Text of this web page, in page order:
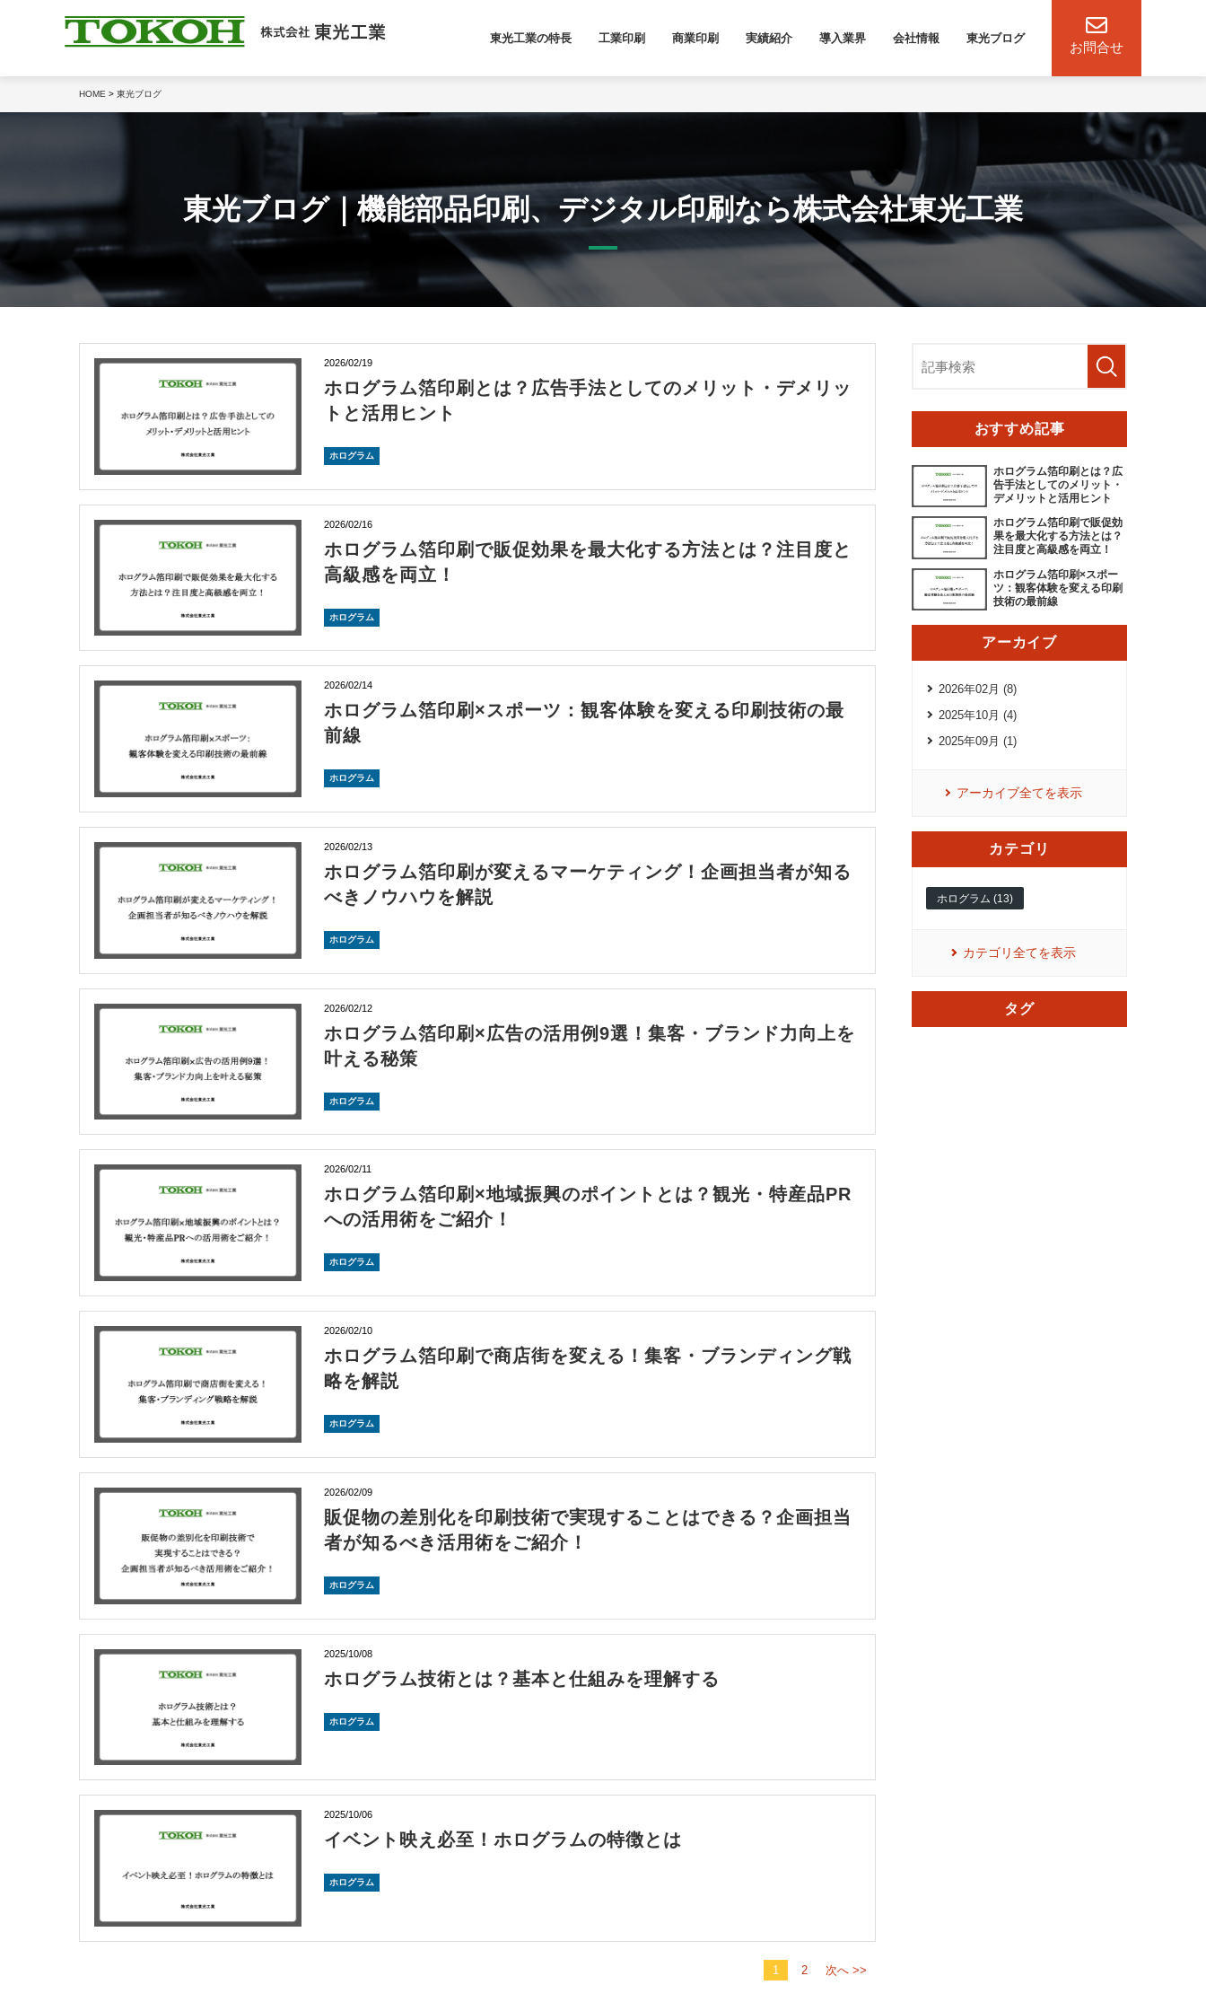
東光工業の特長 工業印刷 商業印刷 実績紹介 導入業界 会社情報 東光ブログ
お問合せ
HOME > 東光ブログ
東光ブログ｜機能部品印刷、デジタル印刷なら株式会社東光工業
2026/02/19
ホログラム箔印刷とは？広告手法としてのメリット・デメリッ
トと活用ヒント
ホログラム
2026/02/16
ホログラム箔印刷で販促効果を最大化する方法とは？注目度と
高級感を両立！
ホログラム
2026/02/14
ホログラム箔印刷×スポーツ：観客体験を変える印刷技術の最
前線
ホログラム
2026/02/13
ホログラム箔印刷が変えるマーケティング！企画担当者が知る
べきノウハウを解説
ホログラム
2026/02/12
ホログラム箔印刷×広告の活用例9選！集客・ブランド力向上を
叶える秘策
ホログラム
2026/02/11
ホログラム箔印刷×地域振興のポイントとは？観光・特産品PR
への活用術をご紹介！
ホログラム
2026/02/10
ホログラム箔印刷で商店街を変える！集客・ブランディング戦
略を解説
ホログラム
2026/02/09
販促物の差別化を印刷技術で実現することはできる？企画担当
者が知るべき活用術をご紹介！
ホログラム
2025/10/08
ホログラム技術とは？基本と仕組みを理解する
ホログラム
2025/10/06
イベント映え必至！ホログラムの特徴とは
ホログラム
1 2 次へ >>
おすすめ記事
ホログラム箔印刷とは？広
告手法としてのメリット・
デメリットと活用ヒント
ホログラム箔印刷で販促効
果を最大化する方法とは？
注目度と高級感を両立！
ホログラム箔印刷×スポー
ツ：観客体験を変える印刷
技術の最前線
アーカイブ
2026年02月 (8)
2025年10月 (4)
2025年09月 (1)
アーカイブ全てを表示
カテゴリ
ホログラム (13)
カテゴリ全てを表示
タグ